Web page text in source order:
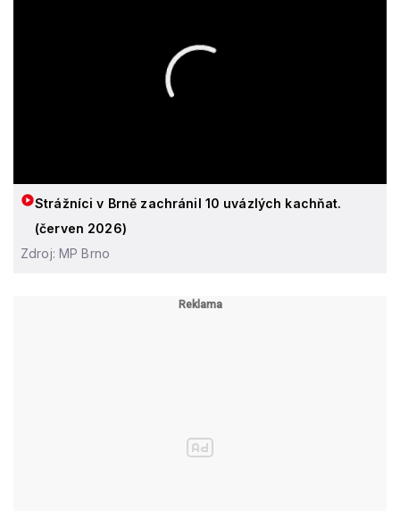
Strážníci v Brně zachránil 10 uvázlých kachňat.
(červen 2026)
Zdroj: MP Brno